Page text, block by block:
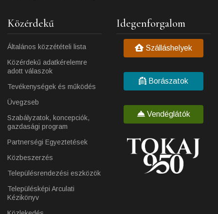
Közérdekű
Általános közzétételi lista
Közérdekű adatkérelemre
adott válaszok
Tevékenységek és működés
Üvegzseb
Szabályzatok, koncepciók,
gazdasági program
Partnerségi Egyeztetések
Közbeszerzés
Településrendezési eszközök
Településképi Arculati
Kézikönyv
Idegenforgalom
Szálláshelyek
Borászatok
Vendéglátók